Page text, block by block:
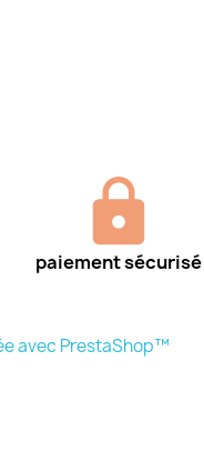
paiement sécurisé
avec PrestaShop™